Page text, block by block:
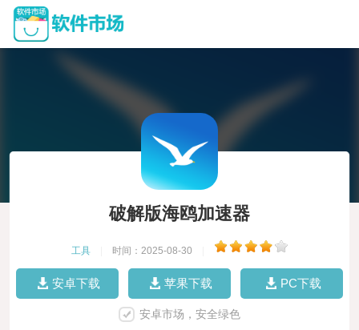
破解版海鸥加速器
工具 时间：2025-08-30
安卓下载 苹果下载 PC下载
安卓市场，安全绿色